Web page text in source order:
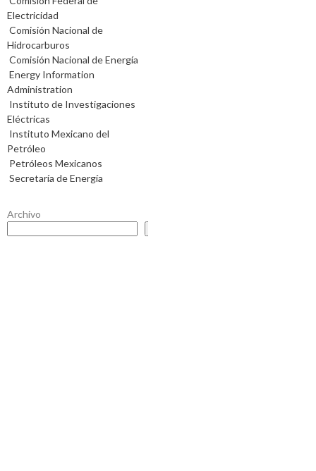
Electricidad
Comisión Nacional de
Hidrocarburos
Comisión Nacional de Energía
Energy Information
Administration
Instituto de Investigaciones
Eléctricas
Instituto Mexicano del
Petróleo
Petróleos Mexicanos
Secretaría de Energía
Archivo